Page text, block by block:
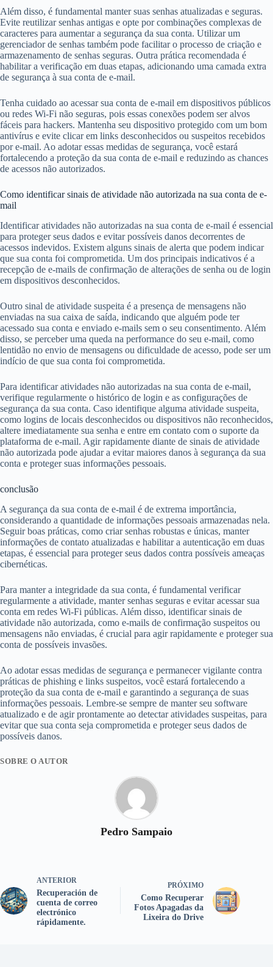
Além disso, é fundamental manter suas senhas atualizadas e seguras.
Evite reutilizar senhas antigas e opte por combinações complexas de
caracteres para aumentar a segurança da sua conta. Utilizar um
gerenciador de senhas também pode facilitar o processo de criação e
armazenamento de senhas seguras. Outra prática recomendada é
habilitar a verificação em duas etapas, adicionando uma camada extra
de segurança à sua conta de e-mail.
Tenha cuidado ao acessar sua conta de e-mail em dispositivos públicos
ou redes Wi-Fi não seguras, pois essas conexões podem ser alvos
fáceis para hackers. Mantenha seu dispositivo protegido com um bom
antivírus e evite clicar em links desconhecidos ou suspeitos recebidos
por e-mail. Ao adotar essas medidas de segurança, você estará
fortalecendo a proteção da sua conta de e-mail e reduzindo as chances
de acessos não autorizados.
Como identificar sinais de atividade não autorizada na sua conta de e-
mail
Identificar atividades não autorizadas na sua conta de e-mail é essencial
para proteger seus dados e evitar possíveis danos decorrentes de
acessos indevidos. Existem alguns sinais de alerta que podem indicar
que sua conta foi comprometida. Um dos principais indicativos é a
recepção de e-mails de confirmação de alterações de senha ou de login
em dispositivos desconhecidos.
Outro sinal de atividade suspeita é a presença de mensagens não
enviadas na sua caixa de saída, indicando que alguém pode ter
acessado sua conta e enviado e-mails sem o seu consentimento. Além
disso, se perceber uma queda na performance do seu e-mail, como
lentidão no envio de mensagens ou dificuldade de acesso, pode ser um
indício de que sua conta foi comprometida.
Para identificar atividades não autorizadas na sua conta de e-mail,
verifique regularmente o histórico de login e as configurações de
segurança da sua conta. Caso identifique alguma atividade suspeita,
como logins de locais desconhecidos ou dispositivos não reconhecidos,
altere imediatamente sua senha e entre em contato com o suporte da
plataforma de e-mail. Agir rapidamente diante de sinais de atividade
não autorizada pode ajudar a evitar maiores danos à segurança da sua
conta e proteger suas informações pessoais.
conclusão
A segurança da sua conta de e-mail é de extrema importância,
considerando a quantidade de informações pessoais armazenadas nela.
Seguir boas práticas, como criar senhas robustas e únicas, manter
informações de contato atualizadas e habilitar a autenticação em duas
etapas, é essencial para proteger seus dados contra possíveis ameaças
cibernéticas.
Para manter a integridade da sua conta, é fundamental verificar
regularmente a atividade, manter senhas seguras e evitar acessar sua
conta em redes Wi-Fi públicas. Além disso, identificar sinais de
atividade não autorizada, como e-mails de confirmação suspeitos ou
mensagens não enviadas, é crucial para agir rapidamente e proteger sua
conta de possíveis invasões.
Ao adotar essas medidas de segurança e permanecer vigilante contra
práticas de phishing e links suspeitos, você estará fortalecendo a
proteção da sua conta de e-mail e garantindo a segurança de suas
informações pessoais. Lembre-se sempre de manter seu software
atualizado e de agir prontamente ao detectar atividades suspeitas, para
evitar que sua conta seja comprometida e proteger seus dados de
possíveis danos.
SOBRE O AUTOR
Pedro Sampaio
ANTERIOR
Recuperación de
cuenta de correo
electrónico
rápidamente.
PRÓXIMO
Como Recuperar
Fotos Apagadas da
Lixeira do Drive